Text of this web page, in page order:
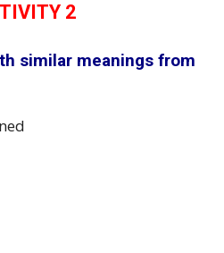
2
similar meanings from